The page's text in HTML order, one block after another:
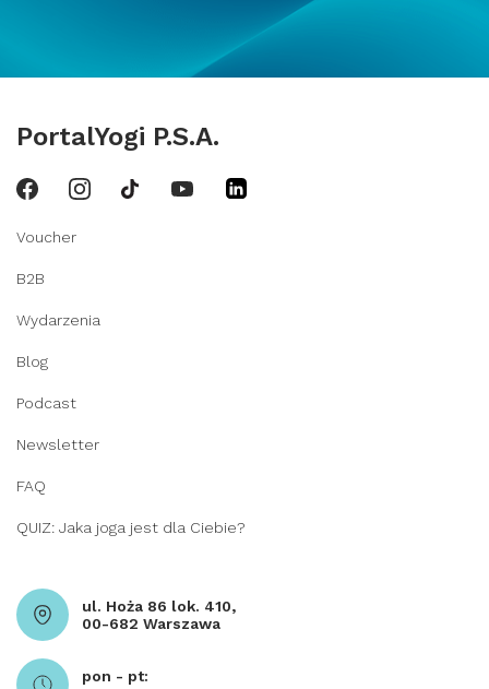
PortalYogi P.S.A.
Voucher
B2B
Wydarzenia
Blog
Podcast
Newsletter
FAQ
QUIZ: Jaka joga jest dla Ciebie?
ul. Hoża 86 lok. 410,
00-682 Warszawa
pon - pt: